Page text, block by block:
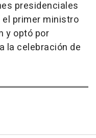
presidenciales
el primer ministro
y optó por
la celebración de